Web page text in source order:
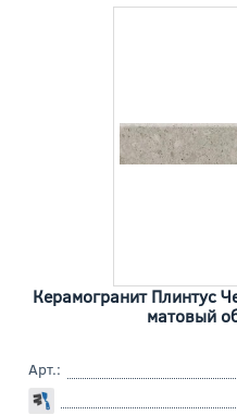
Керамогранит Плинтус
матовый
Арт.: